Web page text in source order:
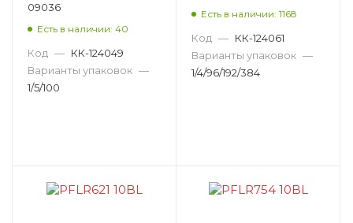
09036
Есть в наличии: 40
Код — КК-124049
Варианты упаковок —
1/5/100
Есть в наличии: 1168
Код — КК-124061
Варианты упаковок —
1/4/96/192/384